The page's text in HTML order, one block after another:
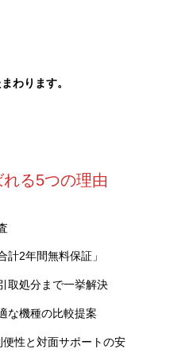
わります。
る5つの理由
計2年間無料保証」
取処分まで一挙解決
な機種の比較提案
性と対面サポートの安